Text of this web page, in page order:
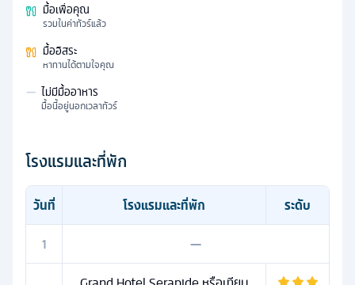
มื้อเพื่อคุณ
รวมในค่าทัวร์แล้ว
มื้ออิสระ
หาทานได้ตามใจคุณ
— ไม่มีมื้ออาหาร
มื้อนี้อยู่นอกเวลาทัวร์
โรงแรมและที่พัก
วันที่ โรงแรมและที่พัก
ระดับ
1
—